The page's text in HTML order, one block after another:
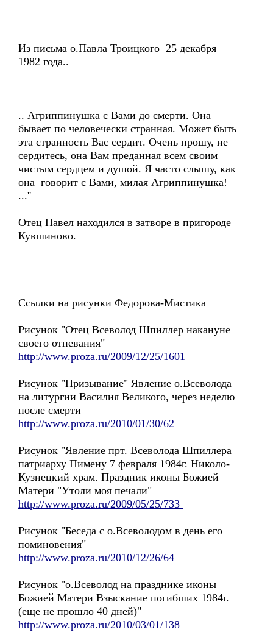
Из письма о.Павла Троицкого 25 декабря
1982 года..
.. Агриппинушка с Вами до смерти. Она
бывает по человечески странная. Может быть
эта странность Вас сердит. Очень прошу, не
сердитесь, она Вам преданная всем своим
чистым сердцем и душой. Я часто слышу, как
она говорит с Вами, милая Агриппинушка!
...''
Отец Павел находился в затворе в пригороде
Кувшиново.
Ссылки на рисунки Федорова-Мистика
Рисунок "Отец Всеволод Шпиллер накануне
своего отпевания"
http://www.proza.ru/2009/12/25/1601
Рисунок "Призывание" Явление о.Всеволода
на литургии Василия Великого, через неделю
после смерти
http://www.proza.ru/2010/01/30/62
Рисунок "Явление прт. Всеволода Шпиллера
патриарху Пимену 7 февраля 1984г. Николо-
Кузнецкий храм. Праздник иконы Божией
Матери "Утоли моя печали"
http://www.proza.ru/2009/05/25/733
Рисунок "Беседа с о.Всеволодом в день его
поминовения"
http://www.proza.ru/2010/12/26/64
Рисунок "о.Всеволод на празднике иконы
Божией Матери Взыскание погибших 1984г.
(еще не прошло 40 дней)"
http://www.proza.ru/2010/03/01/138